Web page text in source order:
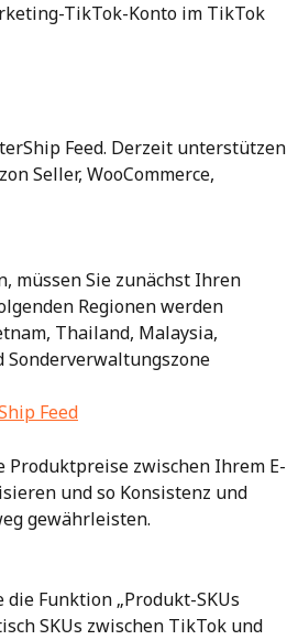
TikTok-Konto im TikTok
Feed. Derzeit unterstützen
Seller, WooCommerce,
müssen Sie zunächst Ihren
Regionen werden
Thailand, Malaysia,
Feed
zwischen Ihrem E-
und so Konsistenz und
gewährleisten.
Funktion „Produkt-SKUs
SKUs zwischen TikTok und